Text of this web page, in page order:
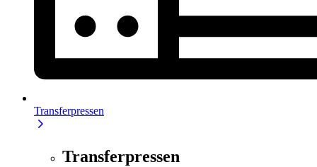
Transferpressen
Transferpressen